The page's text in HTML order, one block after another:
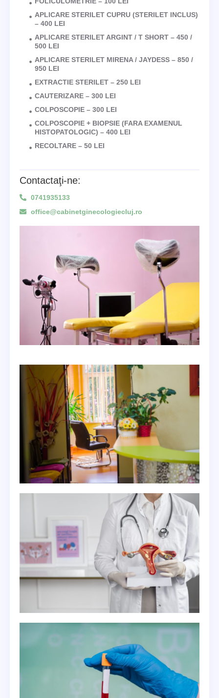
APLICARE STERILET CUPRU (STERILET INCLUS)
– 400 LEI
APLICARE STERILET ARGINT / T SHORT – 450 /
500 LEI
APLICARE STERILET MIRENA / JAYDESS – 850 /
950 LEI
EXTRACTIE STERILET – 250 LEI
CAUTERIZARE – 300 LEI
COLPOSCOPIE – 300 LEI
COLPOSCOPIE + BIOPSIE (FARA EXAMENUL
HISTOPATOLOGIC) – 400 LEI
RECOLTARE – 50 LEI
Contactaţi-ne:
0741935133
office@cabinetginecologiecluj.ro